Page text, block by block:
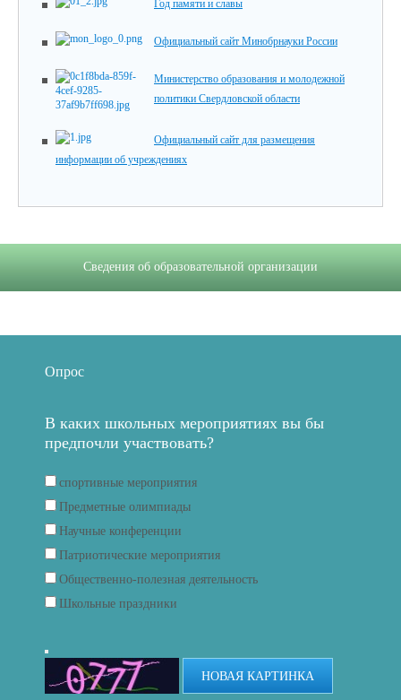
Год памяти и славы
Официальный сайт Минобрнауки России
Министерство образования и молодежной
политики Свердловской области
Официальный сайт для размещения
информации об учреждениях
Сведения об образовательной организации
Опрос
В каких школьных мероприятиях вы бы
предпочли участвовать?
спортивные мероприятия
Предметные олимпиады
Научные конференции
Патриотические мероприятия
Общественно-полезная деятельность
Школьные праздники
НОВАЯ КАРТИНКА